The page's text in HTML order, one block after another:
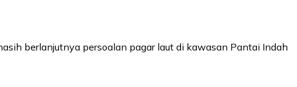
berlanjutnya persoalan pagar laut di kawasan Pantai Indah